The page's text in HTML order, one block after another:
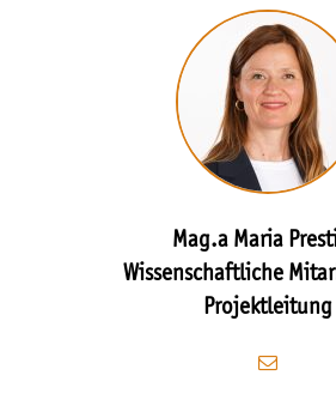
Mag.a Maria
Wissenschaftliche
Projektleitung